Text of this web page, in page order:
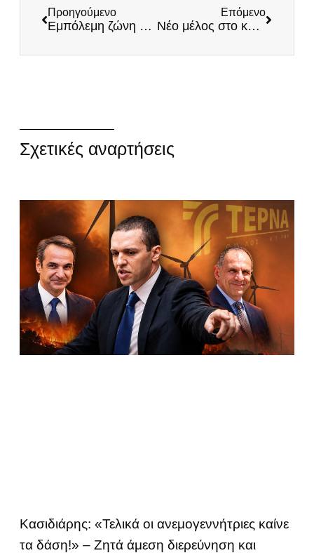
Προηγούμενο
Εμπόλεμη ζώνη ο Άγιος Παντελεήμονας: Αιγύπτιος με χατζάρα απειλούσε να σφάξει αστυνομικούς, φωνάζοντας ότι η πλατεία του ανήκει
Επόμενο
Nέο μέλος στο κλαμπ των διωκόμενων: Mετά τον Κασιδιάρη και το Εθνικό Κόμμα Έλληνες ήρθε η σειρά της Μαρίν Λεπέν
Σχετικές αναρτήσεις
Κασιδιάρης: «Τελικά οι ανεμογεννήτριες καίνε
τα δάση!» – Ζητά άμεση διερεύνηση και